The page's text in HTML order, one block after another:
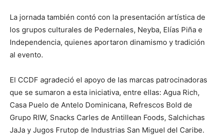
La jornada también contó con la presentación artística de
los grupos culturales de Pedernales, Neyba, Elías Piña e
Independencia, quienes aportaron dinamismo y tradición
al evento.
El CCDF agradeció el apoyo de las marcas patrocinadoras
que se sumaron a esta iniciativa, entre ellas: Agua Rich,
Casa Puelo de Antelo Dominicana, Refrescos Bold de
Grupo RIW, Snacks Carles de Antillean Foods, Salchichas
JaJa y Jugos Frutop de Industrias San Miguel del Caribe.